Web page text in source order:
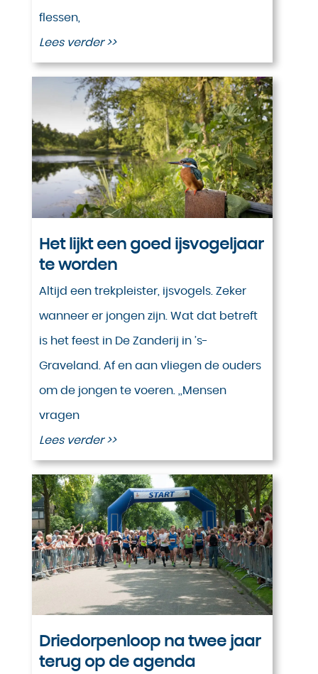
flessen,
Lees verder >>
Het lijkt een goed ijsvogeljaar
te worden
Altijd een trekpleister, ijsvogels. Zeker
wanneer er jongen zijn. Wat dat betreft
is het feest in De Zanderij in ’s-
Graveland. Af en aan vliegen de ouders
om de jongen te voeren. ,,Mensen
vragen
Lees verder >>
Driedorpenloop na twee jaar
terug op de agenda